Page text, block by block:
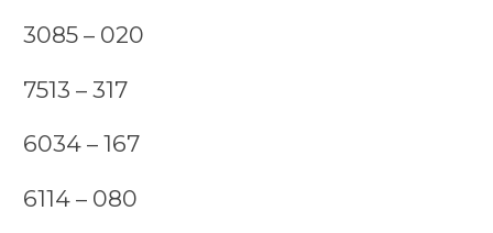
3085 – 020
7513 – 317
6034 – 167
6114 – 080